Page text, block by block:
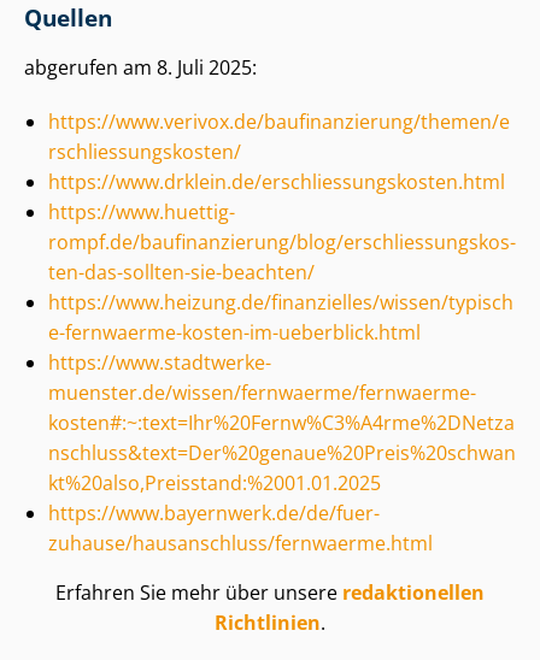
Quellen
abgerufen am 8. Juli 2025:
https://www.verivox.de/baufinanzierung/themen/e
r­schlies­sungs­kos­ten/
https://www.drklein.de/er­schlies­sungs­kos­ten.html
https://www.huettig-
rompf.de/baufinanzierung/blog/er­schlies­sungs­kos­
ten-das-sollten-sie-beachten/
https://www.heizung.de/finanzielles/wissen/typisch
e-fernwaerme-kosten-im-ueberblick.html
https://www.stadtwerke-
muenster.de/wissen/fernwaerme/fernwaerme-
kosten#:~:text=Ihr%20Fernw%C3%A4rme%2DNetza
nschluss&text=Der%20genaue%20Preis%20schwan
kt%20also,Preisstand:%2001.01.2025
https://www.bayernwerk.de/de/fuer-
zuhause/hausanschluss/fernwaerme.html
Erfahren Sie mehr über unsere redaktionellen
Richtlinien.